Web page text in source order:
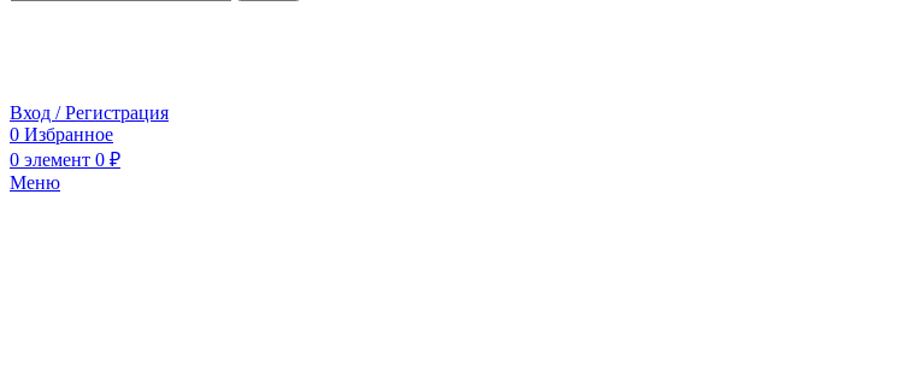
Вход / Регистрация
0 Избранное
0 элемент 0 ₽
Меню